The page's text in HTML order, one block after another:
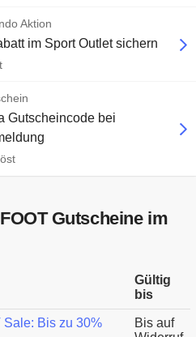
Aktion
im Sport Outlet sichern
Gutscheincode bei
Gutscheine im
Gültig
bis
Bis zu 30%
Bis auf